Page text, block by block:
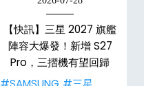
【快訊】三星 2027 旗艦
陣容大爆發！新增 S27
Pro，三摺機有望回歸